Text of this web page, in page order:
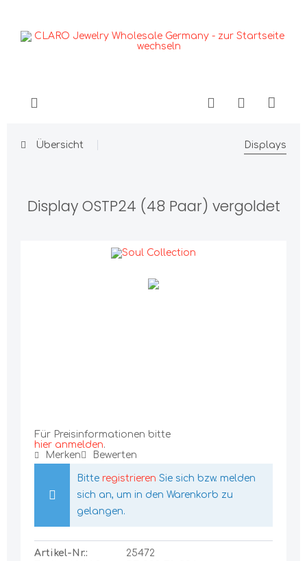
Übersicht Displays
Display OSTP24 (48 Paar) vergoldet
Für Preisinformationen bitte
hier anmelden.
Merken
Bewerten
Bitte registrieren Sie sich bzw. melden
sich an, um in den Warenkorb zu
gelangen.
Artikel-Nr.:
25472